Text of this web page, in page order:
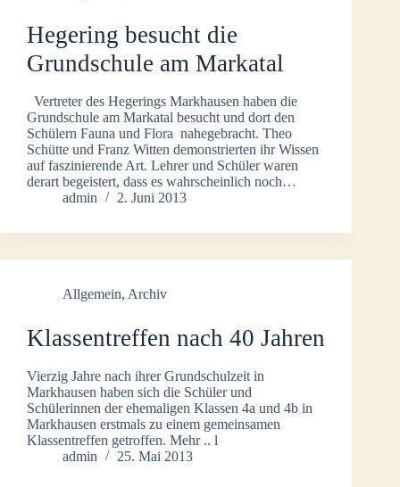
Hegering besucht die
Grundschule am Markatal
Vertreter des Hegerings Markhausen haben die
Grundschule am Markatal besucht und dort den
Schülern Fauna und Flora nahegebracht. Theo
Schütte und Franz Witten demonstrierten ihr Wissen
auf faszinierende Art. Lehrer und Schüler waren
derart begeistert, dass es wahrscheinlich noch…
admin
2. Juni 2013
Allgemein, Archiv
Klassentreffen nach 40 Jahren
Vierzig Jahre nach ihrer Grundschulzeit in
Markhausen haben sich die Schüler und
Schülerinnen der ehemaligen Klassen 4a und 4b in
Markhausen erstmals zu einem gemeinsamen
Klassentreffen getroffen. Mehr .. l
admin
25. Mai 2013